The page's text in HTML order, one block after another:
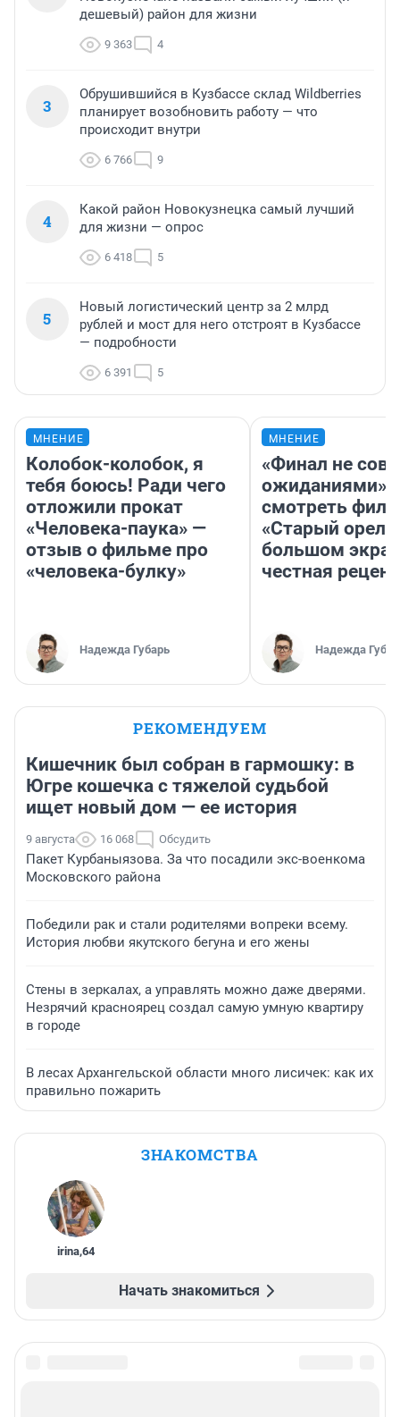
дешевый) район для жизни
9 363 4
3
Обрушившийся в Кузбассе склад Wildberries
планирует возобновить работу — что
происходит внутри
6 766 9
4
Какой район Новокузнецка самый лучший
для жизни — опрос
6 418 5
5
Новый логистический центр за 2 млрд
рублей и мост для него отстроят в Кузбассе
— подробности
6 391 5
МНЕНИЕ
Колобок-колобок, я
тебя боюсь! Ради чего
отложили прокат
«Человека-паука» —
отзыв о фильме про
«человека-булку»
Надежда Губарь
МНЕНИЕ
«Финал не
ожиданиями»:
смотреть
«Старый орел»
большом
честная
Надежда
РЕКОМЕНДУЕМ
Кишечник был собран в гармошку: в
Югре кошечка с тяжелой судьбой
ищет новый дом — ее история
9 августа 16 068 Обсудить
Пакет Курбаныязова. За что посадили экс-военкома
Московского района
Победили рак и стали родителями вопреки всему.
История любви якутского бегуна и его жены
Стены в зеркалах, а управлять можно даже дверями.
Незрячий красноярец создал самую умную квартиру
в городе
В лесах Архангельской области много лисичек: как их
правильно пожарить
ЗНАКОМСТВА
irina,64
Начать знакомиться